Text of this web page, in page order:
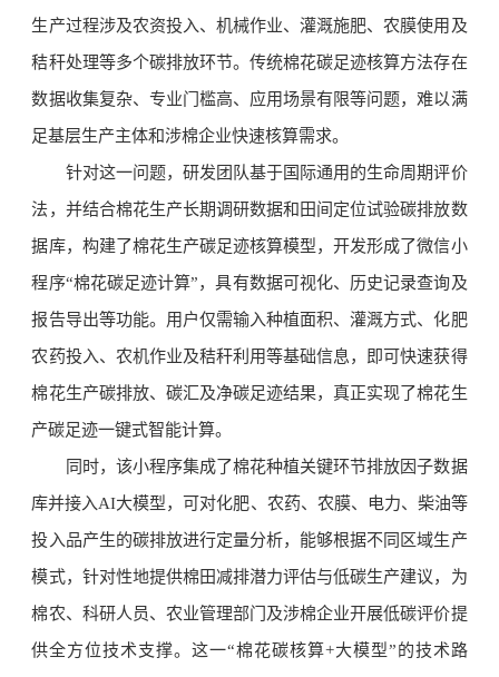
生产过程涉及农资投入、机械作业、灌溉施肥、农膜使用及
秸秆处理等多个碳排放环节。传统棉花碳足迹核算方法存在
数据收集复杂、专业门槛高、应用场景有限等问题，难以满
足基层生产主体和涉棉企业快速核算需求。
针对这一问题，研发团队基于国际通用的生命周期评价
法，并结合棉花生产长期调研数据和田间定位试验碳排放数
据库，构建了棉花生产碳足迹核算模型，开发形成了微信小
程序“棉花碳足迹计算”，具有数据可视化、历史记录查询及
报告导出等功能。用户仅需输入种植面积、灌溉方式、化肥
农药投入、农机作业及秸秆利用等基础信息，即可快速获得
棉花生产碳排放、碳汇及净碳足迹结果，真正实现了棉花生
产碳足迹一键式智能计算。
同时，该小程序集成了棉花种植关键环节排放因子数据
库并接入AI大模型，可对化肥、农药、农膜、电力、柴油等
投入品产生的碳排放进行定量分析，能够根据不同区域生产
模式，针对性地提供棉田减排潜力评估与低碳生产建议，为
棉农、科研人员、农业管理部门及涉棉企业开展低碳评价提
供全方位技术支撑。这一“棉花碳核算+大模型”的技术路